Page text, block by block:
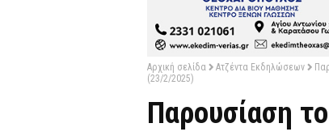
Αρχική σελίδα Ατζέντα Εκδηλώσεων
(23/2/2025)
Παρουσίαση